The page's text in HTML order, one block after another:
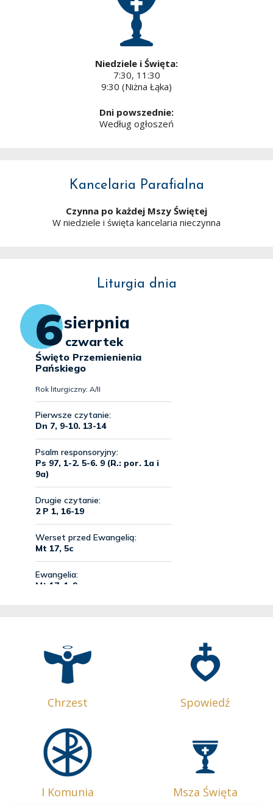
Niedziele i Święta:
7:30, 11:30
9:30 (Niżna Łąka)
Dni powszednie:
Według ogłoszeń
Kancelaria Parafialna
Czynna po każdej Mszy Świętej
W niedziele i święta kancelaria nieczynna
Liturgia dnia
Chrzest Spowiedź
I Komunia Msza Święta